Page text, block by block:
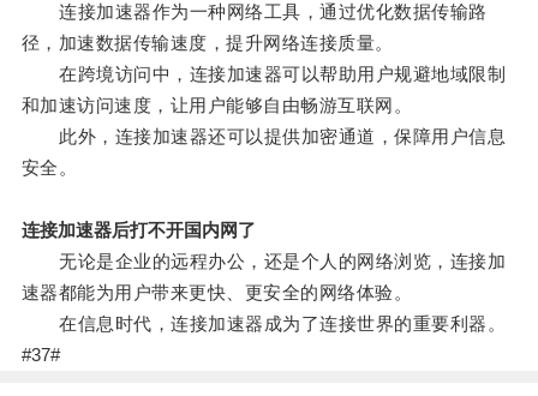
连接加速器作为一种网络工具，通过优化数据传输路
径，加速数据传输速度，提升网络连接质量。
在跨境访问中，连接加速器可以帮助用户规避地域限制
和加速访问速度，让用户能够自由畅游互联网。
此外，连接加速器还可以提供加密通道，保障用户信息
安全。
连接加速器后打不开国内网了
无论是企业的远程办公，还是个人的网络浏览，连接加
速器都能为用户带来更快、更安全的网络体验。
在信息时代，连接加速器成为了连接世界的重要利器。
#37#